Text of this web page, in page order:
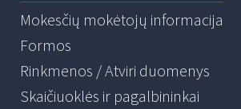
Mokesčių mokėtojų informacija
Formos
Rinkmenos / Atviri duomenys
Skaičiuoklės ir pagalbininkai